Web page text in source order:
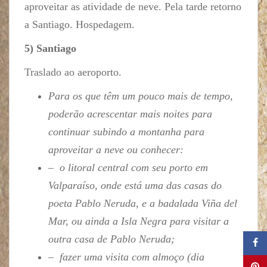
aproveitar as atividade de neve. Pela tarde retorno
a Santiago. Hospedagem.
5) Santiago
Traslado ao aeroporto.
Para os que têm um pouco mais de tempo,
poderão acrescentar mais noites para
continuar subindo a montanha para
aproveitar a neve ou conhecer:
– o litoral central com seu porto em
Valparaíso, onde está uma das casas do
poeta Pablo Neruda, e a badalada Viña del
Mar, ou ainda a Isla Negra para visitar a
outra casa de Pablo Neruda;
– fazer uma visita com almoço (dia